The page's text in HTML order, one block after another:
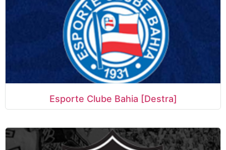
Esporte Clube Bahia [Destra]